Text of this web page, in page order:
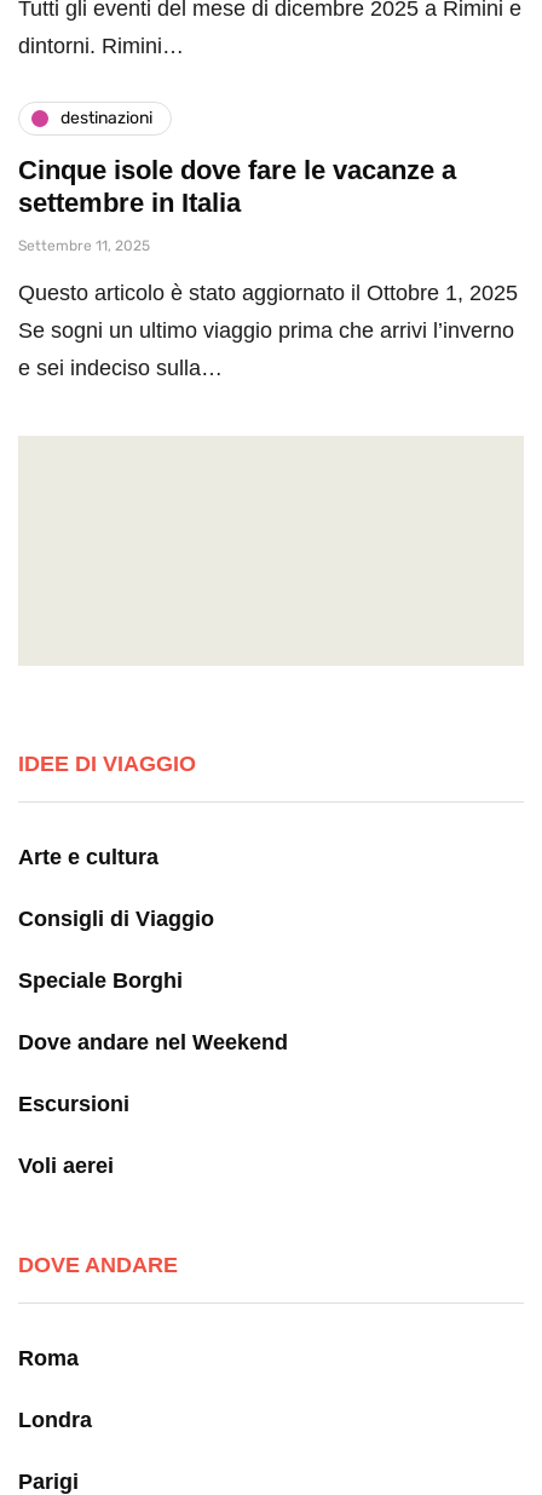
Tutti gli eventi del mese di dicembre 2025 a Rimini e
dintorni. Rimini…
destinazioni
Cinque isole dove fare le vacanze a
settembre in Italia
Settembre 11, 2025
Questo articolo è stato aggiornato il Ottobre 1, 2025
Se sogni un ultimo viaggio prima che arrivi l’inverno
e sei indeciso sulla…
IDEE DI VIAGGIO
Arte e cultura
Consigli di Viaggio
Speciale Borghi
Dove andare nel Weekend
Escursioni
Voli aerei
DOVE ANDARE
Roma
Londra
Parigi